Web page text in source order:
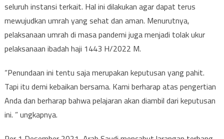
seluruh instansi terkait. Hal ini dilakukan agar dapat terus
mewujudkan umrah yang sehat dan aman. Menurutnya,
pelaksanaan umrah di masa pandemi juga menjadi tolak ukur
pelaksanaan ibadah haji 1443 H/2022 M.
“Penundaan ini tentu saja merupakan keputusan yang pahit.
Tapi itu demi kebaikan bersama. Kami berharap atas pengertian
Anda dan berharap bahwa pelajaran akan diambil dari keputusan
ini. ” ungkapnya.